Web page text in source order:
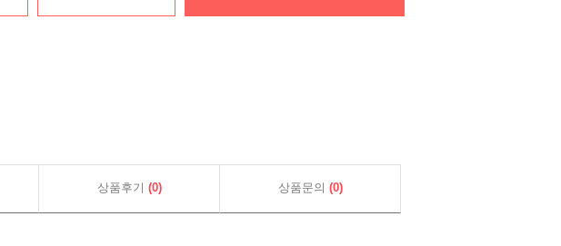
상품후기 (0) 상품문의 (0)